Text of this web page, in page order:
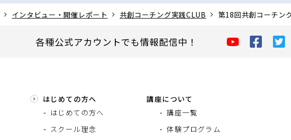
インタビュー・開催レポート 共創コーチング実践CLUB 第18回共創コーチン
各種公式アカウントでも情報配信中！
はじめての方へ
はじめての方へ
スクール理念
講座について
講座一覧
体験プログラム